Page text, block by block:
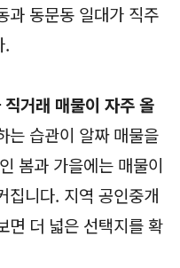
과 동문동 일대가 직주
.
직거래 매물이 자주 올
는 습관이 알짜 매물을
봄과 가을에는 매물이
집니다. 지역 공인중개
면 더 넓은 선택지를 확